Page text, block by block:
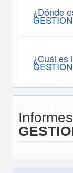
¿Dónde
¿Cuál es